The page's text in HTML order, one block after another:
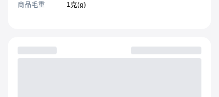
商品毛重 1克(g)